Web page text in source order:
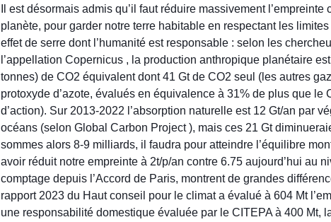
Il est désormais admis qu’il faut réduire massivement
planète, pour garder notre terre habitable en respectant les
effet de serre dont l’humanité est responsable : selon les
l’appellation Copernicus , la production anthropique planétaire
tonnes) de CO2 équivalent dont 41 Gt de CO2 seul (les autres
protoxyde d’azote, évalués en équivalence à 31% de plus que le
d’action). Sur 2013-2022 l’absorption naturelle est 12 Gt/an par
océans (selon Global Carbon Project ), mais ces 21 Gt
sommes alors 8-9 milliards, il faudra pour atteindre l’équilibre
avoir réduit notre empreinte à 2t/p/an contre 6.75 aujourd’hui au
comptage depuis l’Accord de Paris, montrent de grandes
rapport 2023 du Haut conseil pour le climat a évalué à 604 Mt
une responsabilité domestique évaluée par le CITEPA à 400 Mt,